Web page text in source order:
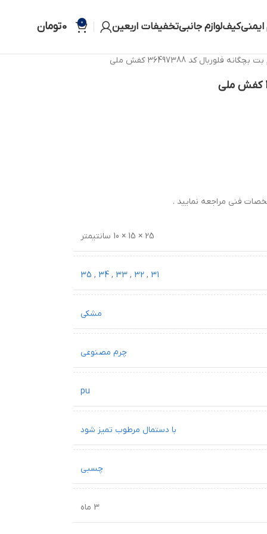
ایمنیکیفلوازم جانبیتخفیفات اربعین 0
0تومان
بچگانه فلوربال کد 36497388 کفش ملی
فنی مراجعه نمایید .
25 × 15 × 10 سانتیمتر
31
,
32
,
33
,
34
,
35
مشکی
چرم مصنوعی
pu
با دستمال مرطوب تمیز شود
چسبی
3 ماه